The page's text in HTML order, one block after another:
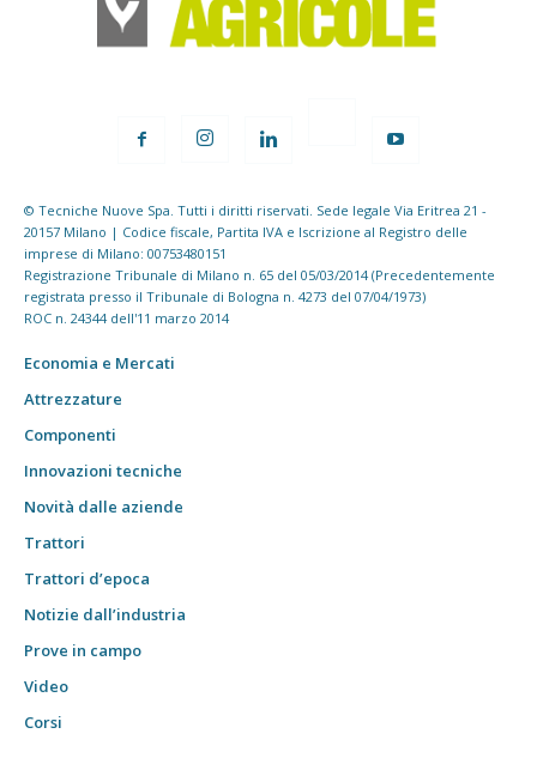
© Tecniche Nuove Spa. Tutti i diritti riservati. Sede legale Via Eritrea 21 -
20157 Milano | Codice fiscale, Partita IVA e Iscrizione al Registro delle
imprese di Milano: 00753480151
Registrazione Tribunale di Milano n. 65 del 05/03/2014 (Precedentemente
registrata presso il Tribunale di Bologna n. 4273 del 07/04/1973)
ROC n. 24344 dell'11 marzo 2014
Economia e Mercati
Attrezzature
Componenti
Innovazioni tecniche
Novità dalle aziende
Trattori
Trattori d’epoca
Notizie dall’industria
Prove in campo
Video
Corsi